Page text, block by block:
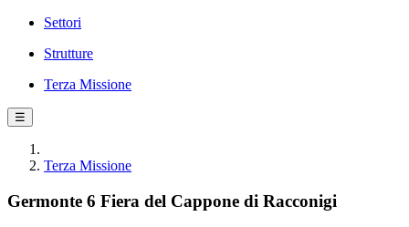
Settori
Strutture
Terza Missione
☰
Terza Missione
Germonte 6 Fiera del Cappone di Racconigi